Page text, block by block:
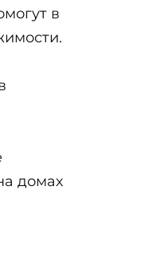
в
домах